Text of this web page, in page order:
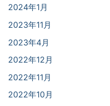
2024年1月
2023年11月
2023年4月
2022年12月
2022年11月
2022年10月